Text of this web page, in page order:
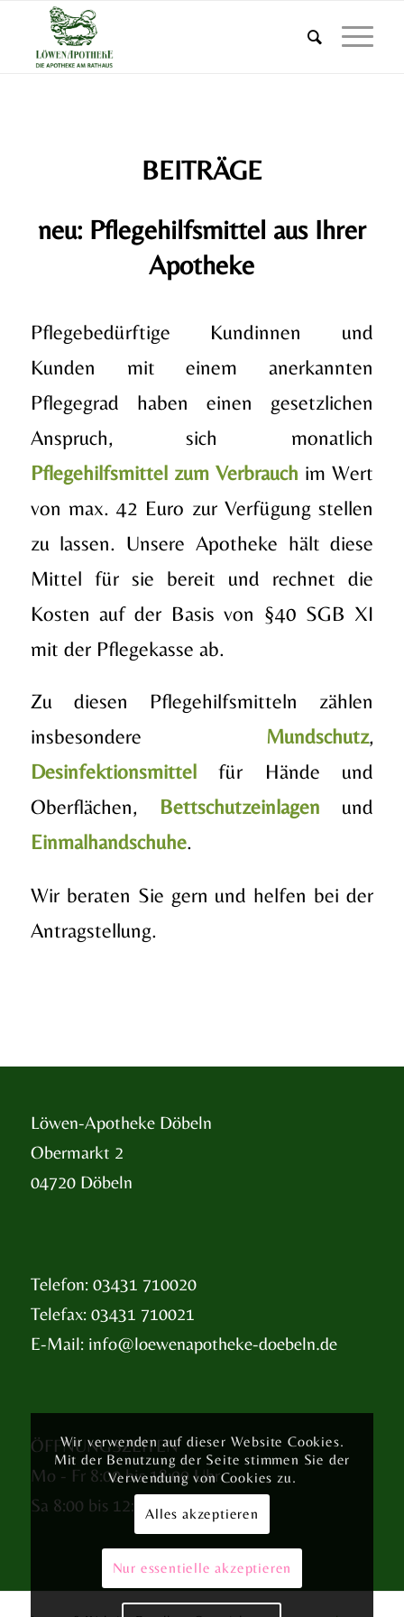
BEITRÄGE
neu: Pflegehilfsmittel aus Ihrer
Apotheke
Pflegebedürftige Kundinnen und
Kunden mit einem anerkannten
Pflegegrad haben einen gesetzlichen
Anspruch, sich monatlich
Pflegehilfsmittel zum Verbrauch im Wert
von max. 42 Euro zur Verfügung stellen
zu lassen. Unsere Apotheke hält diese
Mittel für sie bereit und rechnet die
Kosten auf der Basis von §40 SGB XI
mit der Pflegekasse ab.
Zu diesen Pflegehilfsmitteln zählen
insbesondere Mundschutz,
Desinfektionsmittelfür Hände und
Oberflächen, Bettschutzeinlagen und
Einmalhandschuhe.
Wir beraten Sie gern und helfen bei der
Antragstellung.
Löwen-Apotheke Döbeln
Obermarkt 2
04720 Döbeln
Telefon: 03431 710020
Telefax: 03431 710021
E-Mail: info@loewenapotheke-doebeln.de
ÖFFNUNGSZEITEN
Mo - Fr 8:00 bis 18:00 Uhr
Sa 8:00 bis 12:00 Uhr
Wir verwenden auf dieser Website Cookies.
Mit der Benutzung der Seite stimmen Sie der
Verwendung von Cookies zu.
Alles akzeptieren
Nur essentielle akzeptieren